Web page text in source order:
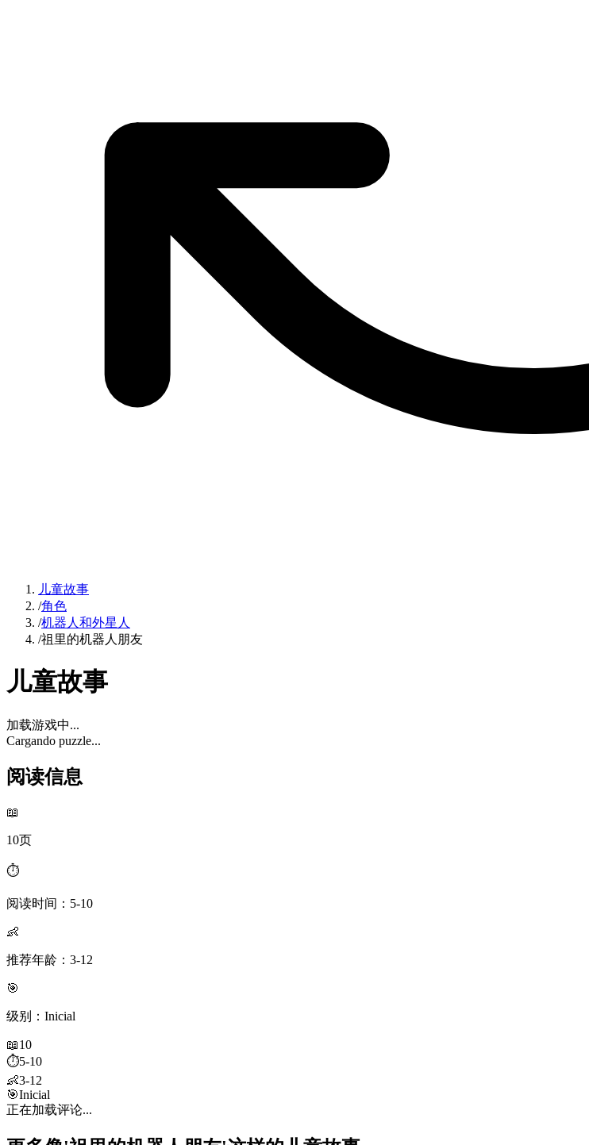
儿童故事
/角色
/机器人和外星人
/祖里的机器人朋友
儿童故事
加载游戏中...
Cargando puzzle...
阅读信息
📖
10页
⏱️
阅读时间：5-10
👶
推荐年龄：3-12
🎯
级别：Inicial
📖10
⏱️5-10
👶3-12
🎯Inicial
正在加载评论...